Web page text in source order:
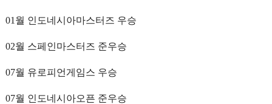
01월 인도네시아마스터즈 우승
02월 스페인마스터즈 준우승
07월 유로피언게임스 우승
07월 인도네시아오픈 준우승